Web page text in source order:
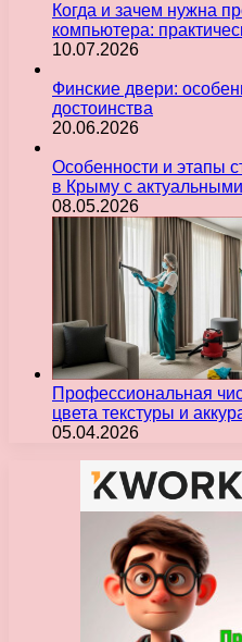
Когда и зачем нужна
компьютера:
10.07.2026
Финские двери:
достоинства
20.06.2026
Особенности и этапы
в Крыму с
08.05.2026
Профессиональная
цвета текстуры и
05.04.2026